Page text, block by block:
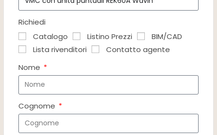
Richiedi
Catalogo
Listino Prezzi
BIM/CAD
Lista rivenditori
Contatto agente
Nome
Cognome